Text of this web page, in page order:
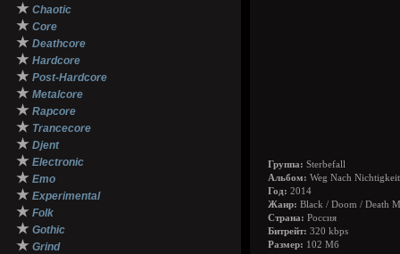
★ Chaotic
★ Core
★ Deathcore
★ Hardcore
★ Post-Hardcore
★ Metalcore
★ Rapcore
★ Trancecore
★ Djent
★ Electronic
★ Emo
★ Experimental
★ Folk
★ Gothic
★ Grind
Группа: Sterbefall
Альбом: Weg Nach Nichtigkeit
Год: 2014
Жанр: Black / Doom / Death
Страна: Россия
Битрейт: 320 kbps
Размер: 102 Мб